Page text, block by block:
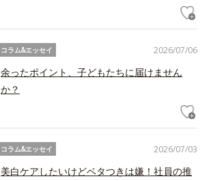
2026/07/06
コラム&エッセイ
余ったポイント、子どもたちに届けません
か？
2026/07/03
コラム&エッセイ
美白ケアしたいけどベタつきは嫌！社員の推